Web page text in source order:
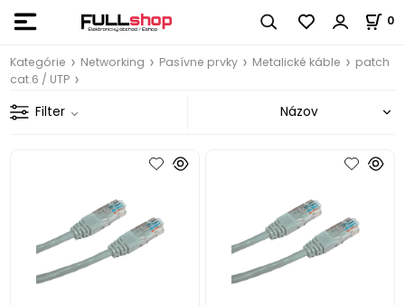
0
Kategórie Networking Pasívne prvky Metalické káble
patch
cat.6 / UTP
Filter